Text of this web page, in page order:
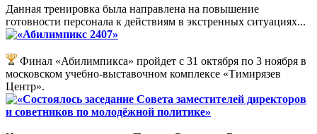
Данная тренировка была направлена на повышение
готовности персонала к действиям в экстренных ситуациях...
«Абилимпикс 2407»
Финал «Абилимпикса» пройдет с 31 октября по 3 ноября в
московском учебно-выставочном комплексе «Тимирязев
Центр».
«Состоялось заседание Совета заместителей директоров
и советников по молодёжной политике»